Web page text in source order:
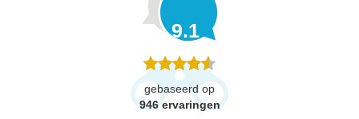
9.1
gebaseerd op
946 ervaringen